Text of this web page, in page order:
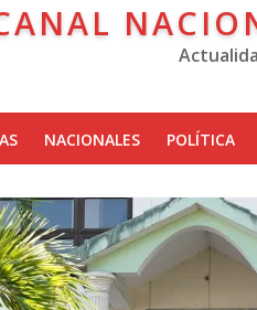
NACIONALES POLÍTICA